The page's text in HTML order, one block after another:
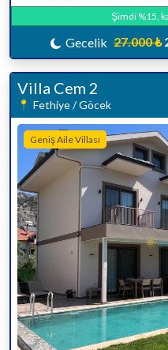
Şimdi %15,
Gecelik 27.000 ₺
Villa Cem 2
Fethiye / Göcek
Geniş Aile Villası